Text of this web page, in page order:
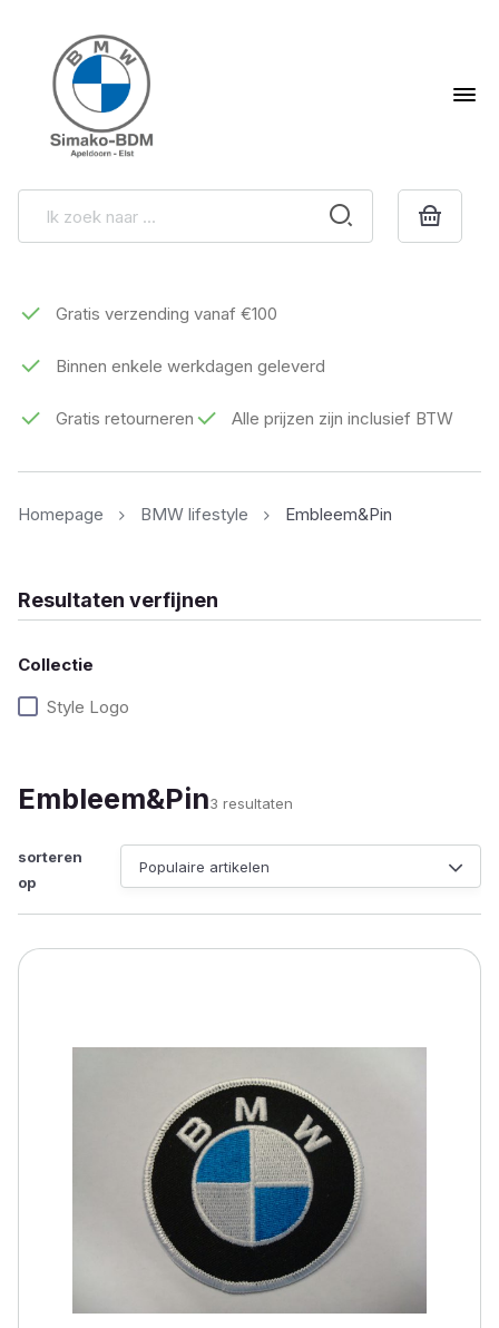
Gratis verzending vanaf €100
Binnen enkele werkdagen geleverd
Gratis retourneren Alle prijzen zijn inclusief BTW
Homepage BMW lifestyle Embleem&Pin
Embleem&Pin3 resultaten
sorteren
op
Resultaten verfijnen
Collectie
Style Logo